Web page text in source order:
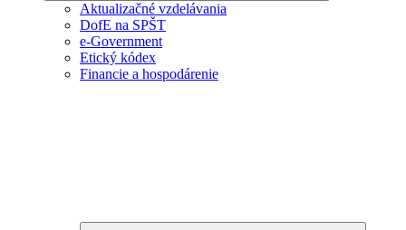
Aktualizačné vzdelávania
DofE na SPŠT
e-Government
Etický kódex
Financie a hospodárenie